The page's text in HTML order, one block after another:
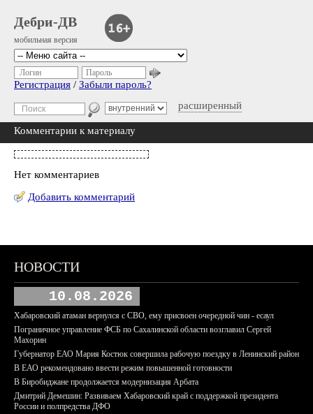
Дебри-ДВ
мобильная версия
расширенный
Логин Пароль
Регистрация / Забыли пароль?
Комментарии к материалу
Нет комментариев
Добавить комментарий
НОВОСТИ
10.08.2026
Хабаровский атаман вернулся с СВО, ему присвоен очередной чин - есаул
Пограничное управление ФСБ по Сахалинской области возглавил Сергей
Махорин
Губернатор ЕАО Мария Костюк совершила рабочую поездку в Ленинский район
В ЕАО рекомендовано ввести режим повышенной готовности
В Биробиджане продолжается модернизация Арбата
Дмитрий Демешин: Развиваем Хабаровский край с поддержкой президента
России и полпредства ДФО